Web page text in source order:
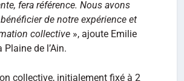
fera référence. Nous avons
de notre expérience et
collective », ajoute Emilie
de l’Ain.
collective, initialement fixé à 2